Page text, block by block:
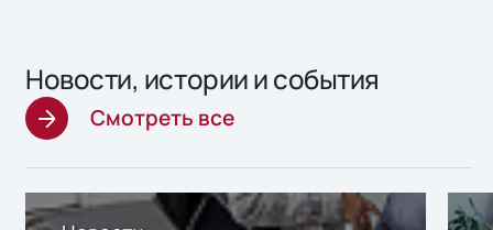
Новости, истории и события
Смотреть все